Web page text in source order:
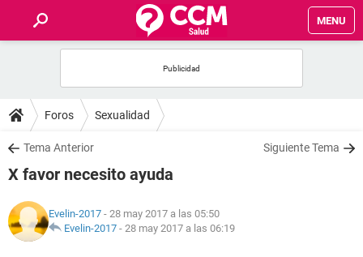
MENU
FOROS
SALUD
NUTRICIÓN
Foros Sexualidad
Tema Anterior Siguiente Tema
X favor necesito ayuda
Evelin-2017 - 28 may 2017 a las 05:50
Evelin-2017 - 28 may 2017 a las 06:19